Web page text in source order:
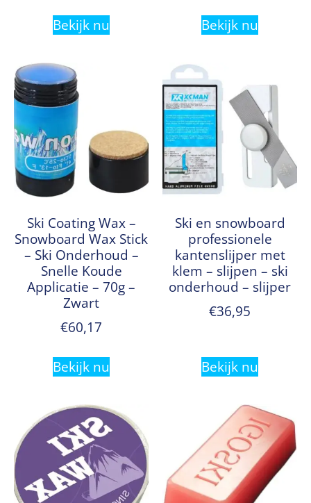
Bekijk nu Bekijk nu
Ski Coating Wax –
Snowboard Wax Stick
– Ski Onderhoud –
Snelle Koude
Applicatie – 70g –
Zwart
€60,17
Bekijk nu
Ski en snowboard
professionele
kantenslijper met
klem – slijpen – ski
onderhoud – slijper
€36,95
Bekijk nu